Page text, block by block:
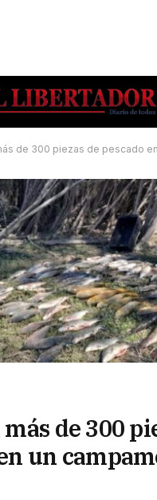
de 300 piezas de pescado en un
de 300
un